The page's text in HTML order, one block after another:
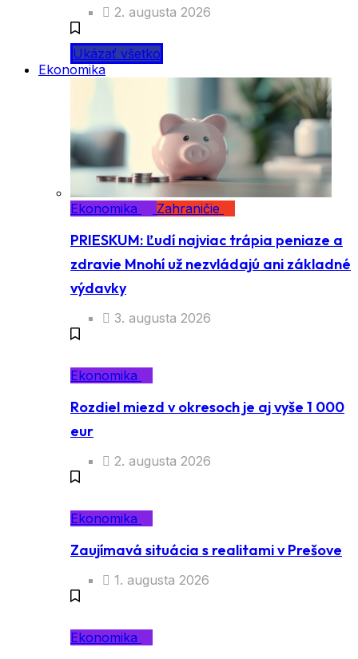
2. augusta 2026
Ukázať všetko
Ekonomika
Ekonomika Zahraničie
PRIESKUM: Ľudí najviac trápia peniaze a
zdravie Mnohí už nezvládajú ani základné
výdavky
3. augusta 2026
Ekonomika
Rozdiel miezd v okresoch je aj vyše 1 000
eur
2. augusta 2026
Ekonomika
Zaujímavá situácia s realitami v Prešove
1. augusta 2026
Ekonomika